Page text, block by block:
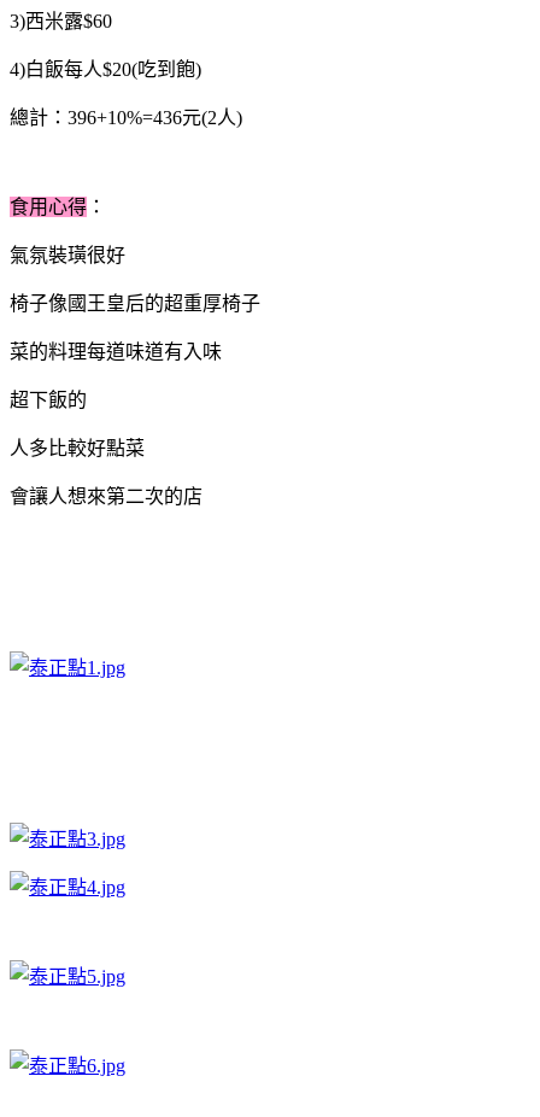
3)西米露$60
4)白飯每人$20(吃到飽)
總計：396+10%=436元(2人)
食用心得 ：
氣氛裝璜很好
椅子像國王皇后的超重厚椅子
菜的料理每道味道有入味
超下飯的
人多比較好點菜
會讓人想來第二次的店